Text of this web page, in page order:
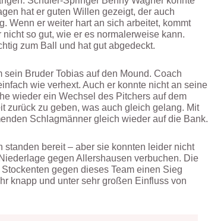
hat er guten Willen gezeigt, der auch
Wenn er weiter hart an sich arbeitet, kommt
so gut, wie er es normalerweise kann.
zum Ball und hat gut abgedeckt.
Bruder Tobias auf den Mound. Coach
wie verhext. Auch er konnte nicht an seine
wieder ein Wechsel des Pitchers auf dem
zurück zu geben, was auch gleich gelang. Mit
Schlagmänner gleich wieder auf die Bank.
bereit – aber sie konnten leider nicht
gegen Allershausen verbuchen. Die
gegen dieses Team einen Sieg
knapp und unter sehr großen Einfluss von